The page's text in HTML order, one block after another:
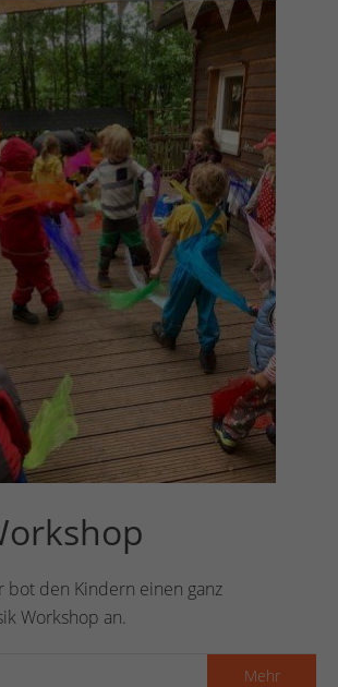
bot den Kindern einen ganz
Workshop an.
Mehr